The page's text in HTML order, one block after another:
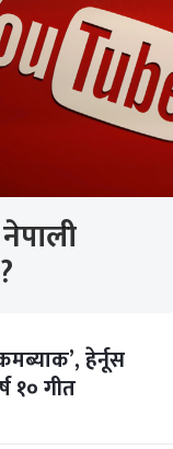
हेर्नूस
१० गीत